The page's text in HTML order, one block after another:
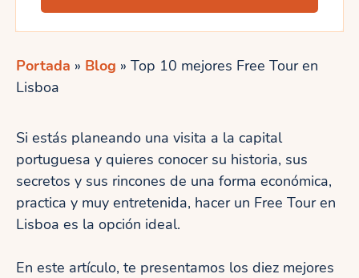
Portada » Blog » Top 10 mejores Free Tour en
Lisboa
Si estás planeando una visita a la capital
portuguesa y quieres conocer su historia, sus
secretos y sus rincones de una forma económica,
practica y muy entretenida, hacer un Free Tour en
Lisboa es la opción ideal.
En este artículo, te presentamos los diez mejores